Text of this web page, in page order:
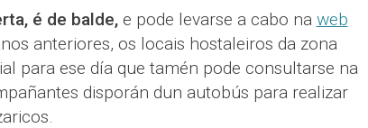
é de balde,e pode levarse a cabo na web
anteriores, os locais hostaleiros da zona
para ese día que tamén pode consultarse na
disporán dun autobús para realizar